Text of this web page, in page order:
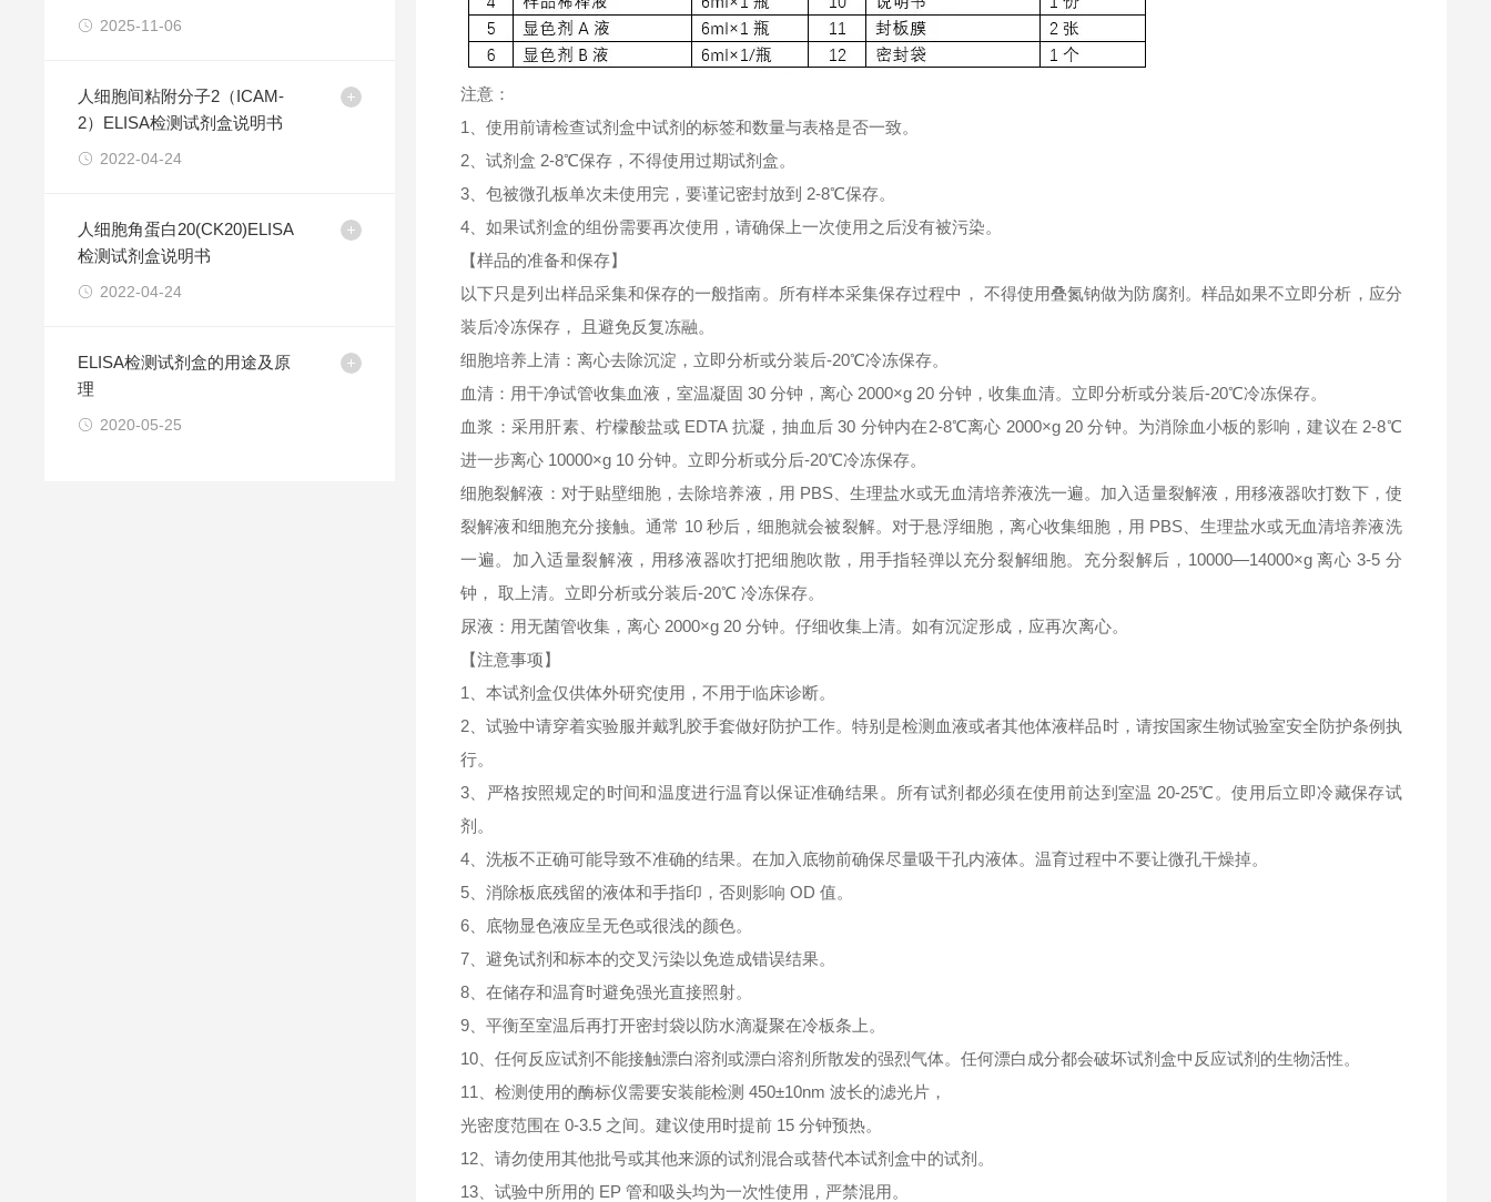
2025-11-06
人细胞间粘附分子2（ICAM-
2）ELISA检测试剂盒说明书
2022-04-24
人细胞角蛋白20(CK20)ELISA
检测试剂盒说明书
2022-04-24
ELISA检测试剂盒的用途及原
理
2020-05-25
注意：
1、使用前请检查试剂盒中试剂的标签和数量与表格是否一致。
2、试剂盒 2-8℃保存，不得使用过期试剂盒。
3、包被微孔板单次未使用完，要谨记密封放到 2-8℃保存。
4、如果试剂盒的组份需要再次使用，请确保上一次使用之后没有被污染。
【样品的准备和保存】
以下只是列出样品采集和保存的一般指南。所有样本采集保存过程中， 不得使用叠氮钠做为防腐剂。样品如果不立即分析，应分
装后冷冻保存， 且避免反复冻融。
细胞培养上清：离心去除沉淀，立即分析或分装后-20℃冷冻保存。
血清：用干净试管收集血液，室温凝固 30 分钟，离心 2000×g 20 分钟，收集血清。立即分析或分装后-20℃冷冻保存。
血浆：采用肝素、柠檬酸盐或 EDTA 抗凝，抽血后 30 分钟内在2-8℃离心 2000×g 20 分钟。为消除血小板的影响，建议在 2-8℃
进一步离心 10000×g 10 分钟。立即分析或分后-20℃冷冻保存。
细胞裂解液：对于贴壁细胞，去除培养液，用 PBS、生理盐水或无血清培养液洗一遍。加入适量裂解液，用移液器吹打数下，使
裂解液和细胞充分接触。通常 10 秒后，细胞就会被裂解。对于悬浮细胞，离心收集细胞，用 PBS、生理盐水或无血清培养液洗
一遍。加入适量裂解液，用移液器吹打把细胞吹散，用手指轻弹以充分裂解细胞。充分裂解后，10000—14000×g 离心 3-5 分
钟， 取上清。立即分析或分装后-20℃ 冷冻保存。
尿液：用无菌管收集，离心 2000×g 20 分钟。仔细收集上清。如有沉淀形成，应再次离心。
【注意事项】
1、本试剂盒仅供体外研究使用，不用于临床诊断。
2、试验中请穿着实验服并戴乳胶手套做好防护工作。特别是检测血液或者其他体液样品时，请按国家生物试验室安全防护条例执
行。
3、严格按照规定的时间和温度进行温育以保证准确结果。所有试剂都必须在使用前达到室温 20-25℃。使用后立即冷藏保存试
剂。
4、洗板不正确可能导致不准确的结果。在加入底物前确保尽量吸干孔内液体。温育过程中不要让微孔干燥掉。
5、消除板底残留的液体和手指印，否则影响 OD 值。
6、底物显色液应呈无色或很浅的颜色。
7、避免试剂和标本的交叉污染以免造成错误结果。
8、在储存和温育时避免强光直接照射。
9、平衡至室温后再打开密封袋以防水滴凝聚在冷板条上。
10、任何反应试剂不能接触漂白溶剂或漂白溶剂所散发的强烈气体。任何漂白成分都会破坏试剂盒中反应试剂的生物活性。
11、检测使用的酶标仪需要安装能检测 450±10nm 波长的滤光片，
光密度范围在 0-3.5 之间。建议使用时提前 15 分钟预热。
12、请勿使用其他批号或其他来源的试剂混合或替代本试剂盒中的试剂。
13、试验中所用的 EP 管和吸头均为一次性使用，严禁混用。